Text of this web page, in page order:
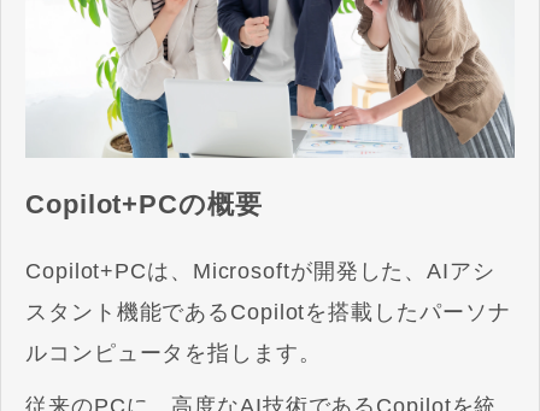
Copilot+PCの概要
Copilot+PCは、Microsoftが開発した、AIアシ
スタント機能であるCopilotを搭載したパーソナ
ルコンピュータを指します。